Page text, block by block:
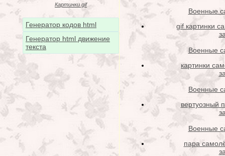
Картинки gif
Генератор кодов html
Генератор html движение
текста
Военные
gif картинки
Военные
картинки
Военные
вертуозный
Военные
пара